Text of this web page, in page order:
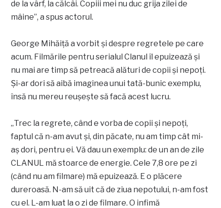
de la vârf, la călcâi. Copiii mei nu duc grija zilei de
mâine”, a spus actorul.
George Mihăiță a vorbit și despre regretele pe care
acum. Filmările pentru serialul Clanul îl epuizează și
nu mai are timp să petreacă alături de copii și nepoți.
Și-ar dori să aibă imaginea unui tată-bunic exemplu,
însă nu mereu reușește să facă acest lucru.
„Trec la regrete, când e vorba de copii și nepoți,
faptul că n-am avut și, din păcate, nu am timp cât mi-
aș dori, pentru ei. Vă dau un exemplu: de un an de zile
CLANUL mă stoarce de energie. Cele 7,8 ore pe zi
(când nu am filmare) mă epuizează. E o plăcere
dureroasă. N-am să uit că de ziua nepotului, n-am fost
cu el. L-am luat la o zi de filmare. O infimă